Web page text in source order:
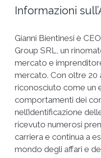
Informazioni
Gianni Bientinesi è
Group SRL, un
mercato e
mercato. Con oltre 20
riconosciuto come un
comportamenti dei
nell’identificazione
ricevuto numerosi
carriera e continua a
mondo degli affari e